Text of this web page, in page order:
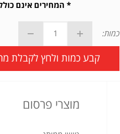
* המחירים אינם
כמות:
קבע כמות ולחץ לקבלת
מוצרי פרסום